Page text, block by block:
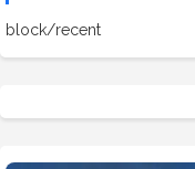
block/recent